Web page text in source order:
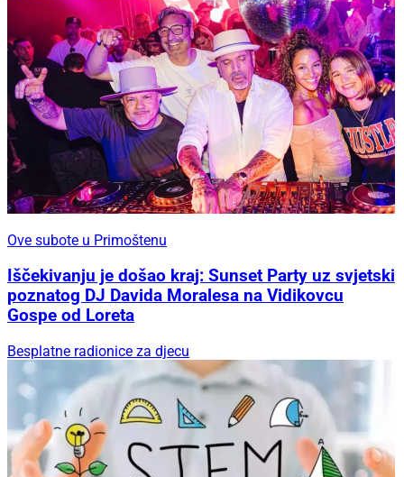
Ove subote u Primoštenu
Iščekivanju je došao kraj: Sunset Party uz svjetski
poznatog DJ Davida Moralesa na Vidikovcu
Gospe od Loreta
Besplatne radionice za djecu